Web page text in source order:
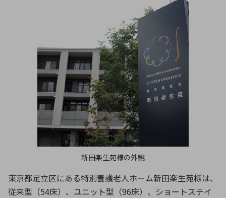
新田楽生苑様の外観
東京都足立区にある特別養護老人ホーム新田楽生苑様は、
従来型（54床）、ユニット型（96床）、ショートステイ